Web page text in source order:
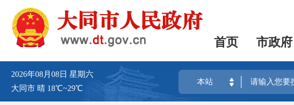
首页 市政府
2026年08月08日 星期六
大同市 晴 18℃~29℃
本站